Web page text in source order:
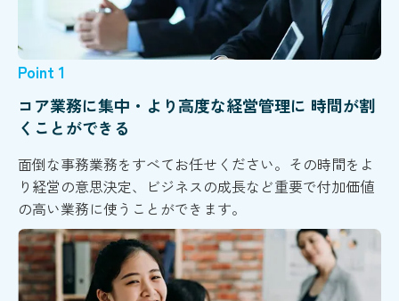
Point 1
コア業務に集中・より高度な経営管理に 時間が割
くことができる
面倒な事務業務をすべてお任せください。その時間をよ
り経営の意思決定、ビジネスの成長など重要で付加価値
の高い業務に使うことができます。